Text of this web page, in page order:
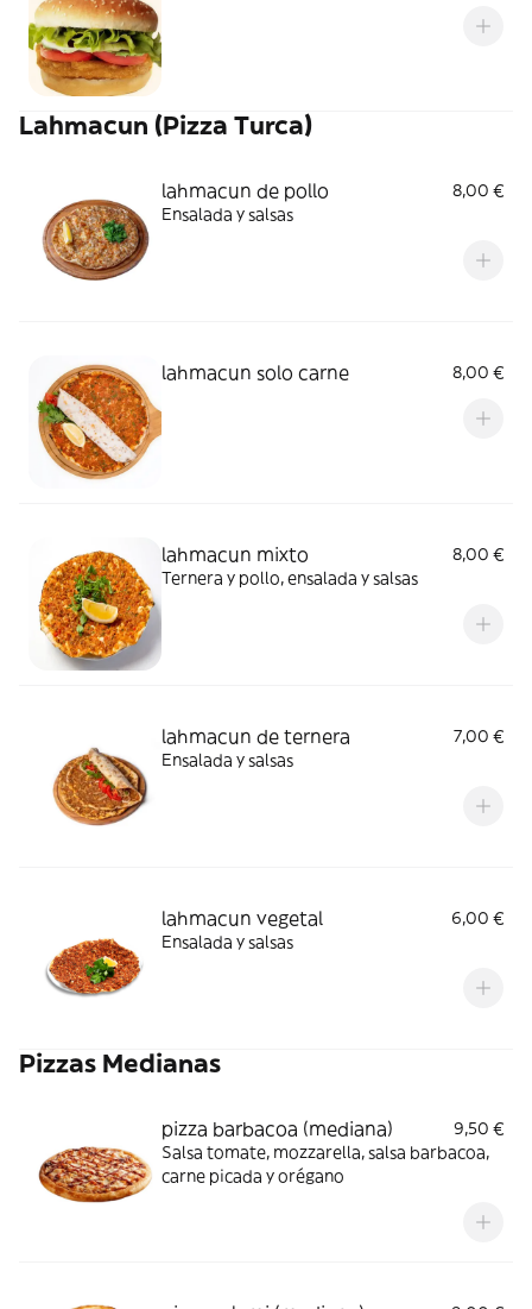
Lahmacun (Pizza Turca)
lahmacun de pollo
8,00 €
Ensalada y salsas
lahmacun solo carne 8,00 €
lahmacun mixto
8,00 €
Ternera y pollo, ensalada y salsas
lahmacun de ternera
7,00 €
Ensalada y salsas
lahmacun vegetal
6,00 €
Ensalada y salsas
Pizzas Medianas
pizza barbacoa (mediana)
9,50 €
Salsa tomate, mozzarella, salsa barbacoa,
carne picada y orégano